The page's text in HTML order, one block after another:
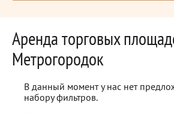
Аренда торговых
Метрогородок
В данный момент у нас нет
набору фильтров.